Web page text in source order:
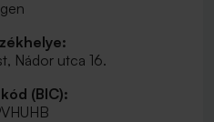
Nádor utca 16.
(BIC):